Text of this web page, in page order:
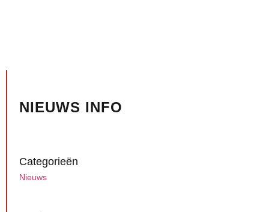
NIEUWS INFO
Categorieën
Nieuws